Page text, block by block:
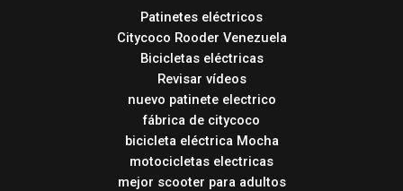
Patinetes eléctricos
Citycoco Rooder Venezuela
Bicicletas eléctricas
Revisar vídeos
nuevo patinete electrico
fábrica de citycoco
bicicleta eléctrica Mocha
motocicletas electricas
mejor scooter para adultos